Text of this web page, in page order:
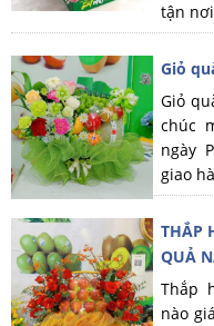
tận
Giỏ
Giỏ
chúc
ngày
giao
THẮP
QUẢ
Thắp
nào